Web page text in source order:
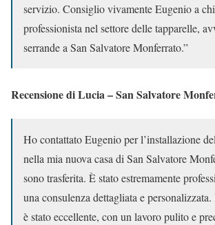
servizio. Consiglio vivamente Eugenio a
professionista nel settore delle tapparelle,
serrande a San Salvatore Monferrato.”
Recensione di Lucia – San Salvatore
Ho contattato Eugenio per l’installazione
nella mia nuova casa di San Salvatore
sono trasferita. È stato estremamente
una consulenza dettagliata e
è stato eccellente, con un lavoro pulito e